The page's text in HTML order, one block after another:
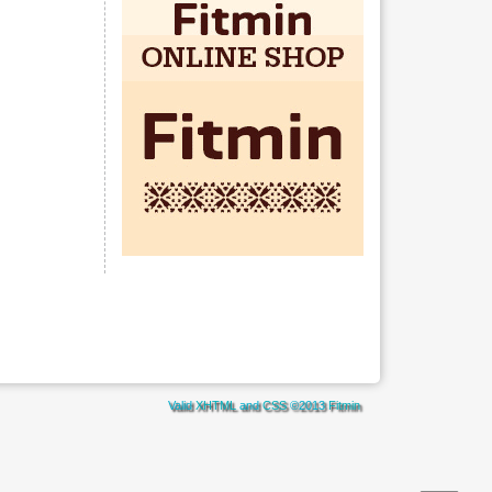
ValidXHTML andCSS©2013Fitmin